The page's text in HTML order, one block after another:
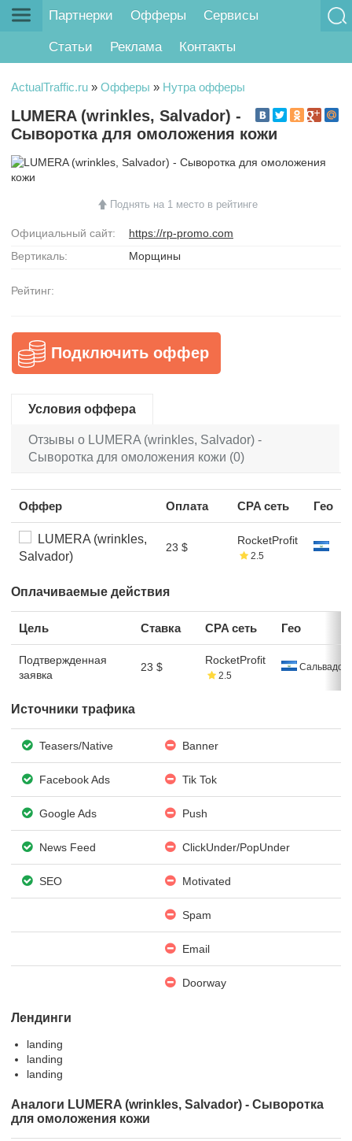
Партнерки Офферы Сервисы
Статьи Реклама Контакты
ActualTraffic.ru » Офферы » Нутра офферы
LUMERA (wrinkles, Salvador) -
Сыворотка для омоложения кожи
Поднять на 1 место в рейтинге
Официальный сайт:
https://rp-promo.com
Вертикаль:
Морщины
Рейтинг:
Подключить оффер
Условия оффера
Отзывы о LUMERA (wrinkles, Salvador) -
Сыворотка для омоложения кожи (0)
Оффер Оплата CPA сеть Гео
LUMERA (wrinkles,
Salvador)
23 $
RocketProfit
2.5
Оплачиваемые действия
Цель Ставка CPA сеть Гео
Подтвержденная
заявка
23 $
RocketProfit
2.5
Сальвадор
Источники трафика
Teasers/Native Banner
Facebook Ads Tik Tok
Google Ads Push
News Feed ClickUnder/PopUnder
SEO Motivated
Spam
Email
Doorway
Лендинги
landing
landing
landing
Аналоги LUMERA (wrinkles, Salvador) - Сыворотка
для омоложения кожи